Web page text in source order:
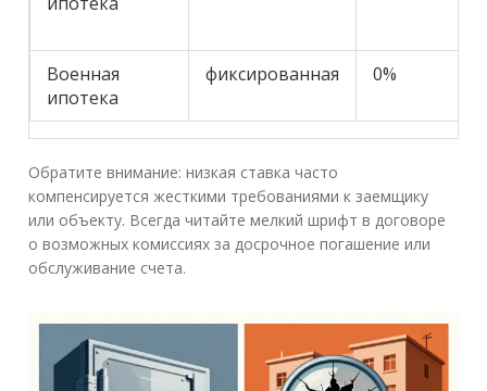
Военная
ипотека
фиксированная 0%
Обратите внимание: низкая ставка часто
компенсируется жесткими требованиями к заемщику
или объекту. Всегда читайте мелкий шрифт в договоре
о возможных комиссиях за досрочное погашение или
обслуживание счета.